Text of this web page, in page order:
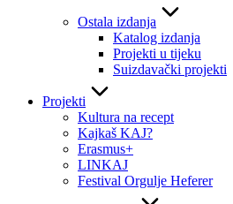
Ostala izdanja
Katalog izdanja
Projekti u tijeku
Suizdavački projekti
Projekti
Kultura na recept
Kajkaš KAJ?
Erasmus+
LINKAJ
Festival Orgulje Heferer